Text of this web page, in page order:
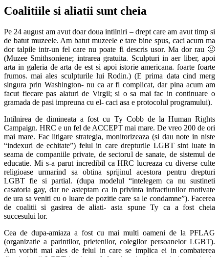
Coalitiile si aliatii sunt cheia
Pe 24 august am avut doar doua intilniri – drept care am avut timp si
de batut muzeele. Am batut muzeele e tare bine spus, caci acum ma
dor talpile intr-un fel care nu poate fi descris usor. Ma dor rau 🙂
(Muzee Smithsoniene; intrarea gratuita. Sculpturi in aer liber, apoi
arta in galeria de arta de est si apoi istorie americana. foarte foarte
frumos. mai ales sculpturile lui Rodin.) (E prima data cind merg
singura prin Washington- nu ca ar fi complicat, dar pina acum am
facut fiecare pas alaturi de Virgil; si o sa mai fac in continuare o
gramada de pasi impreuna cu el- caci asa e protocolul programului).
Intilnirea de dimineata a fost cu Ty Cobb de la Human Rights
Campaign. HRC e un fel de ACCEPT mai mare. De vreo 200 de ori
mai mare. Fac litigare strategia, monitorizeaza (si dau note in niste
“indexuri de echitate”) felul in care drepturile LGBT sint luate in
seama de companiile private, de sectorul de sanate, de sistemul de
educatie. Mi s-a parut incredibil ca HRC lucreaza cu diverse culte
religioase urmarind sa obtina sprijinul acestora pentru drepturi
LGBT fie si partial. (dupa modelul “intelegem ca nu sustineti
casatoria gay, dar ne asteptam ca in privinta infractiunilor motivate
de ura sa veniti cu o luare de pozitie care sa le condamne”). Facerea
de coalitii si gasirea de aliati- asta spune Ty ca a fost cheia
succesului lor.
Cea de dupa-amiaza a fost cu mai multi oameni de la PFLAG
(organizatie a parintilor, prietenilor, colegilor persoanelor LGBT).
Am vorbit mai ales de felul in care se implica ei in combaterea